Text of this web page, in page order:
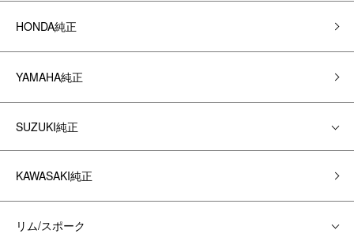
HONDA純正
YAMAHA純正
SUZUKI純正
KAWASAKI純正
リム/スポーク